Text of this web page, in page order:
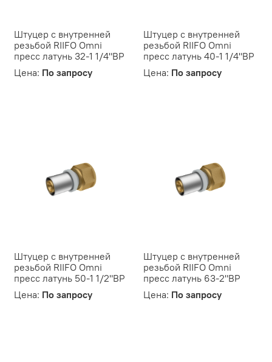
Штуцер с внутренней
резьбой RIIFO Omni
пресс латунь 32-1 1/4"ВР
Цена: По запросу
Штуцер с внутренней
резьбой RIIFO Omni
пресс латунь 40-1 1/4"ВР
Цена: По запросу
Штуцер с внутренней
резьбой RIIFO Omni
пресс латунь 50-1 1/2"ВР
Цена: По запросу
Штуцер с внутренней
резьбой RIIFO Omni
пресс латунь 63-2"ВР
Цена: По запросу